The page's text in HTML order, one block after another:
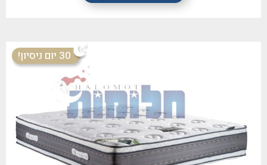
30 יום ניסיון!